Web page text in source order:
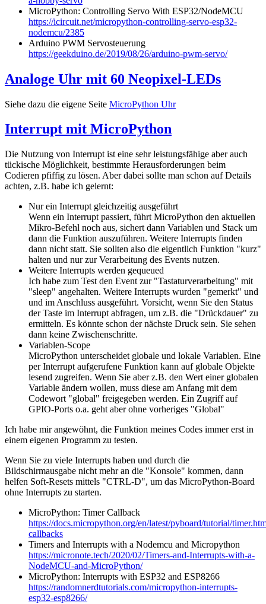
MicroPython: Controlling Servo With ESP32/NodeMCU
https://icircuit.net/micropython-controlling-servo-esp32-
nodemcu/2385
Arduino PWM Servosteuerung
https://geekduino.de/2019/08/26/arduino-pwm-servo/
Analoge Uhr mit 60 Neopixel-LEDs
Siehe dazu die eigene Seite MicroPython Uhr
Interrupt mit MicroPython
Die Nutzung von Interrupt ist eine sehr leistungsfähige aber auch
tückische Möglichkeit, bestimmte Herausforderungen beim
Codieren pfiffig zu lösen. Aber dabei sollte man schon auf Details
achten, z.B. habe ich gelernt:
Nur ein Interrupt gleichzeitig ausgeführt
Wenn ein Interrupt passiert, führt MicroPython den aktuellen
Mikro-Befehl noch aus, sichert dann Variablen und Stack um
dann die Funktion auszuführen. Weitere Interrupts finden
dann nicht statt. Sie sollten also die eigentlich Funktion "kurz"
halten und nur zur Verarbeitung des Events nutzen.
Weitere Interrupts werden gequeued
Ich habe zum Test den Event zur "Tastaturverarbeitung" mit
"sleep" angehalten. Weitere Interrupts wurden "gemerkt" und
und im Anschluss ausgeführt. Vorsicht, wenn Sie den Status
der Taste im Interrupt abfragen, um z.B. die "Drückdauer" zu
ermitteln. Es könnte schon der nächste Druck sein. Sie sehen
dann keine Zwischenschritte.
Variablen-Scope
MicroPython unterscheidet globale und lokale Variablen. Eine
per Interrupt aufgerufene Funktion kann auf globale Objekte
lesend zugreifen. Wenn Sie aber z.B. den Wert einer globalen
Variable ändern wollen, muss diese am Anfang mit dem
Codewort "global" freigegeben werden. Ein Zugriff auf
GPIO-Ports o.a. geht aber ohne vorheriges "Global"
Ich habe mir angewöhnt, die Funktion meines Codes immer erst in
einem eigenen Programm zu testen.
Wenn Sie zu viele Interrupts haben und durch die
Bildschirmausgabe nicht mehr an die "Konsole" kommen, dann
helfen Soft-Resets mittels "CTRL-D", um das MicroPython-Board
ohne Interrupts zu starten.
MicroPython: Timer Callback
https://docs.micropython.org/en/latest/pyboard/tutorial/
callbacks
Timers and Interrupts with a Nodemcu and Micropython
https://micronote.tech/2020/02/Timers-and-Interrupts-with-a-
NodeMCU-and-MicroPython/
MicroPython: Interrupts with ESP32 and ESP8266
https://randomnerdtutorials.com/micropython-interrupts-
esp32-esp8266/